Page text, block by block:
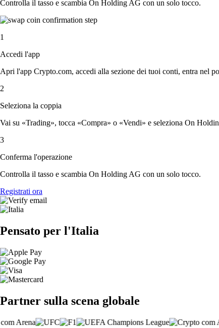
Controlla il tasso e scambia On Holding AG con un solo tocco.
1
Accedi l'app
Apri l'app Crypto.com, accedi alla sezione dei tuoi conti, entra nel
2
Seleziona la coppia
Vai su «Trading», tocca «Compra» o «Vendi» e seleziona On
3
Conferma l'operazione
Controlla il tasso e scambia On Holding AG con un solo tocco.
Registrati ora
Pensato per l'Italia
Partner sulla scena globale